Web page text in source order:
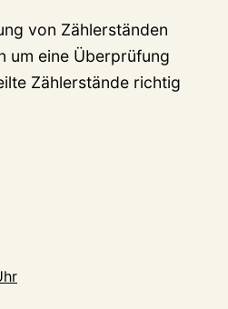
von Zählerständen
um eine Überprüfung
Zählerstände richtig